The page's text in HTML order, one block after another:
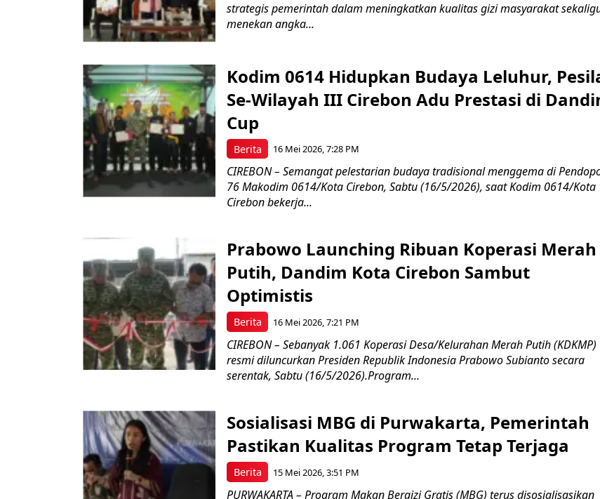
strategis pemerintah dalam meningkatkan kualitas gizi masyarakat
menekan angka...
Berita
Kodim 0614 Hidupkan Budaya Leluhur,
Se-Wilayah III Cirebon Adu Prestasi di
Cup
16 Mei 2026, 7:28 PM
CIREBON – Semangat pelestarian budaya tradisional menggema di
76 Makodim 0614/Kota Cirebon, Sabtu (16/5/2026), saat Kodim 0614/Kota
Cirebon bekerja...
Berita
Prabowo Launching Ribuan Koperasi Merah
Putih, Dandim Kota Cirebon Sambut
Optimistis
16 Mei 2026, 7:21 PM
CIREBON – Sebanyak 1.061 Koperasi Desa/Kelurahan Merah Putih (KDKMP)
resmi diluncurkan Presiden Republik Indonesia Prabowo Subianto secara
serentak, Sabtu (16/5/2026).Program...
Berita
Sosialisasi MBG di Purwakarta, Pemerintah
Pastikan Kualitas Program Tetap Terjaga
15 Mei 2026, 3:51 PM
PURWAKARTA – Program Makan Bergizi Gratis (MBG) terus disosialisasikan